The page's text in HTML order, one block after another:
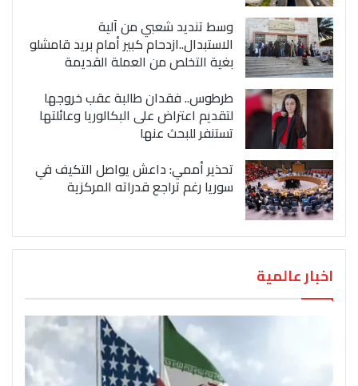
وسط تنديد شعبي من آلية
الاستبدال..ازدحام كبير أمام بريد قامشلو
بغية التخلص من العملة القديمة
طرطوس.. فقدان طالبة عقب خروجها
لتقديم اعتراض على البكالوريا وعائلتها
تستنفر للبحث عنها
تحذير أممي: داعش يواصل التكيف في
سوريا رغم تراجع قدراته المركزية
اخبار عالمية